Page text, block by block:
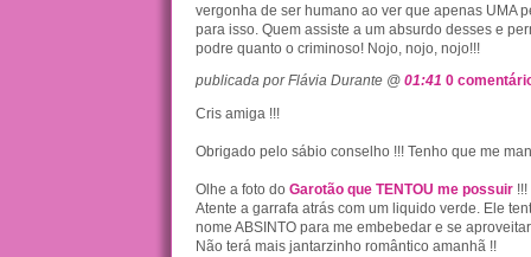
vergonha de ser humano ao ver que apenas UMA
para isso. Quem assiste a um absurdo desses e
podre quanto o criminoso! Nojo, nojo, nojo!!!
publicada por Flávia Durante @ 01:41 0
Cris amiga !!!
Obrigado pelo sábio conselho !!! Tenho que me
Olhe a foto do Garotão que TENTOU me possuir !!!
Atente a garrafa atrás com um liquido verde. Ele
nome ABSINTO para me embebedar e se
Não terá mais jantarzinho romântico amanhã !!